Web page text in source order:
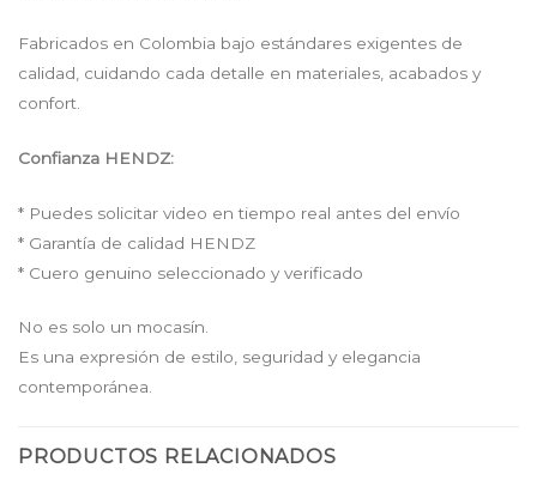
Fabricados en Colombia bajo estándares exigentes de
calidad, cuidando cada detalle en materiales, acabados y
confort.
Confianza HENDZ:
* Puedes solicitar video en tiempo real antes del envío
* Garantía de calidad HENDZ
* Cuero genuino seleccionado y verificado
No es solo un mocasín.
Es una expresión de estilo, seguridad y elegancia
contemporánea.
PRODUCTOS RELACIONADOS